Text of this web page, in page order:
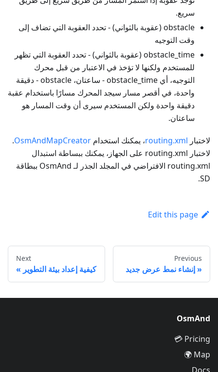
سريع.
obstacle (عقوبة بالثواني) - تحدد العقوبة التي تضاف إلى
وقت التوجيه
obstacle_time (عقوبة بالثواني) - تحدد العقوبة التي تظهر
للمستخدم ولكنها لا تؤخذ في الاعتبار من قبل محرك
التوجيه، أي obstacle_time - ساعتان، obstacle - دقيقة
واحدة، في أقصر مسار سيجد المحرك مسارًا باستخدام عقبة
دقيقة واحدة ولكن المستخدم سيرى أن وقت المسار هو
ساعتان.
لاختبار routing.xml، يمكنك استخدام OsmAndMapCreator
.
لاختبار routing.xml على الجهاز، يمكنك ببساطة استبدال
routing.xml الافتراضي في المجلد الجذر لـ OsmAnd ببطاقة
SD.
Edit this page
Previous
إنشاء نمط عرض جديد
Next
كيفية إعداد بيئة التطوير
OsmAnd
Pricing 💳
Map 🌍